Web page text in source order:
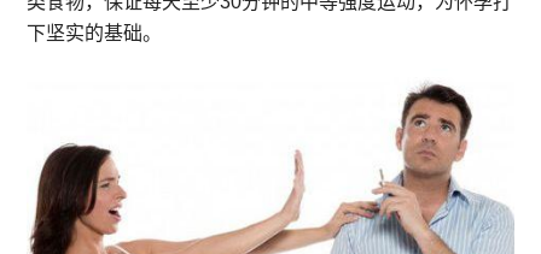
下坚实的基础。